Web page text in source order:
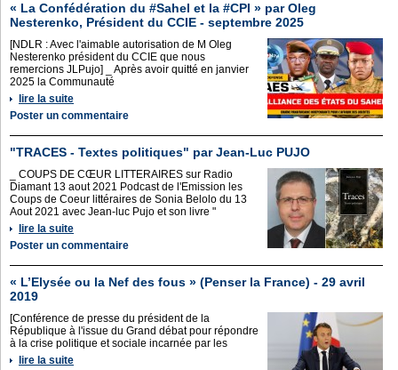
« La Confédération du #Sahel et la #CPI » par Oleg
Nesterenko, Président du CCIE - septembre 2025
[NDLR : Avec l'aimable autorisation de M Oleg
Nesterenko président du CCIE que nous
remercions JLPujo] _ Après avoir quitté en janvier
2025 la Communauté
lire la suite
Poster un commentaire
"TRACES - Textes politiques" par Jean-Luc PUJO
_ COUPS DE CŒUR LITTERAIRES sur Radio
Diamant 13 aout 2021 Podcast de l'Emission les
Coups de Coeur littéraires de Sonia Belolo du 13
Aout 2021 avec Jean-luc Pujo et son livre "
lire la suite
Poster un commentaire
« L’Elysée ou la Nef des fous » (Penser la France) - 29 avril
2019
[Conférence de presse du président de la
République à l'issue du Grand débat pour répondre
à la crise politique et sociale incarnée par les
lire la suite